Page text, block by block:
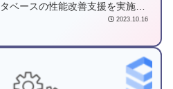
ベースの性能改善支援を実施す
ベース パフォーマンスチューニ
2023.10.16